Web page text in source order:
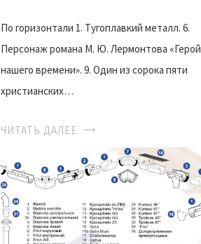
По горизонтали 1. Тугоплавкий металл. 6.
Персонаж романа М. Ю. Лермонтова «Герой
нашего времени». 9. Один из сорока пяти
христианских…
ЧИТАТЬ ДАЛЕЕ